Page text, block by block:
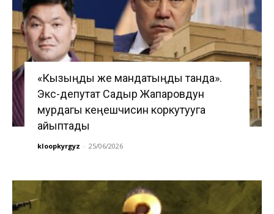
«Кызыңды же мандатыңды танда».
Экс-депутат Садыр Жапаровдун
мурдагы кеңешчисин коркутууга
айыптады
kloopkyrgyz - 25/06/2026